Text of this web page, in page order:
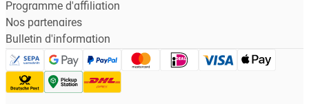
Programme d'affiliation
Nos partenaires
Bulletin d'information